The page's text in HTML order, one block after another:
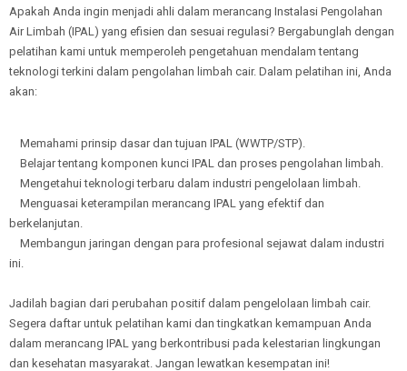
Apakah Anda ingin menjadi ahli dalam merancang Instalasi Pengolahan
Air Limbah (IPAL) yang efisien dan sesuai regulasi? Bergabunglah dengan
pelatihan kami untuk memperoleh pengetahuan mendalam tentang
teknologi terkini dalam pengolahan limbah cair. Dalam pelatihan ini, Anda
akan:
Memahami prinsip dasar dan tujuan IPAL (WWTP/STP).
Belajar tentang komponen kunci IPAL dan proses pengolahan limbah.
Mengetahui teknologi terbaru dalam industri pengelolaan limbah.
Menguasai keterampilan merancang IPAL yang efektif dan
berkelanjutan.
Membangun jaringan dengan para profesional sejawat dalam industri
ini.
Jadilah bagian dari perubahan positif dalam pengelolaan limbah cair.
Segera daftar untuk pelatihan kami dan tingkatkan kemampuan Anda
dalam merancang IPAL yang berkontribusi pada kelestarian lingkungan
dan kesehatan masyarakat. Jangan lewatkan kesempatan ini!